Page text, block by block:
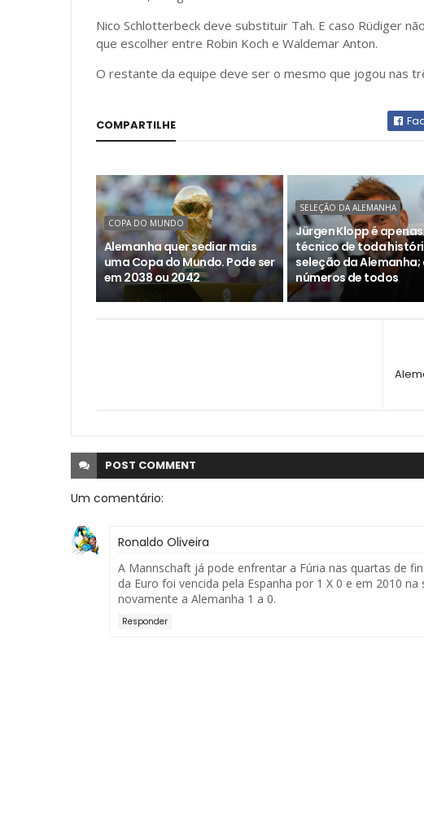
Nico Schlotterbeck deve substituir Tah. E caso Rüdiger
que escolher entre Robin Koch e Waldemar Anton.
O restante da equipe deve ser o mesmo que jogou nas
COMPARTILHE
COPA DO MUNDO
Alemanha quer sediar mais
uma Copa do Mundo. Pode ser
em 2038 ou 2042
SELEÇÃO DA ALEMANHA
Jürgen Klopp é apenas
técnico de toda
seleção da
números de todos
POST COMMENT
Um comentário:
Ronaldo Oliveira
A Mannschaft já pode enfrentar a Fúria nas quartas de
da Euro foi vencida pela Espanha por 1 X 0 e em 2010
novamente a Alemanha 1 a 0.
Responder